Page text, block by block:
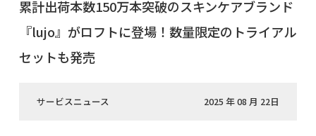
累計出荷本数150万本突破のスキンケアブランド
『lujo』がロフトに登場！数量限定のトライアル
セットも発売
サービスニュース 2025 年 08 月 22日